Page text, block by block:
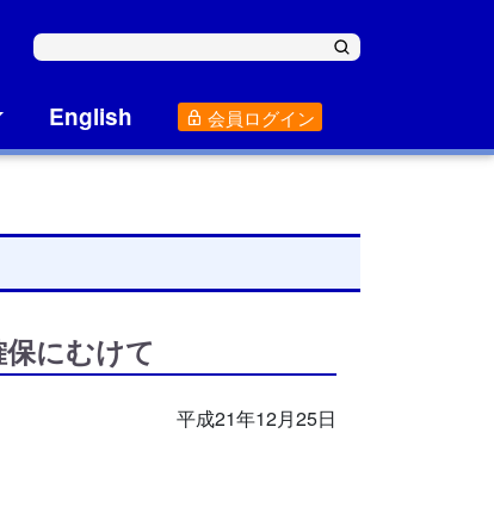
English 会員ログイン
にむけて
平成21年12月25日